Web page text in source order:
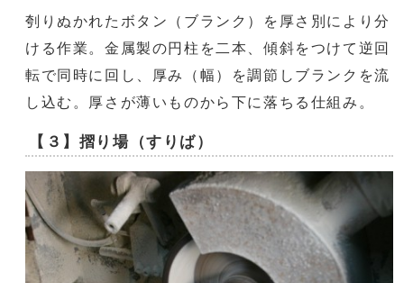
刳りぬかれたボタン（ブランク）を厚さ別により分
ける作業。金属製の円柱を二本、傾斜をつけて逆回
転で同時に回し、厚み（幅）を調節しブランクを流
し込む。厚さが薄いものから下に落ちる仕組み。
【３】摺り場（すりば）